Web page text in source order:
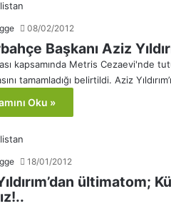
08/02/2012
Başkanı Aziz
kapsamında Metris Cezaevi'nde
tamamladığı belirtildi. Aziz
Oku »
18/01/2012
ültimatom;